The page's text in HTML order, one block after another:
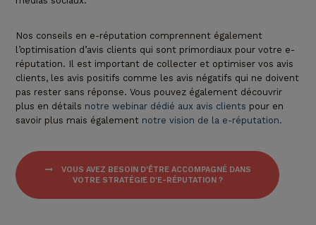
Nos conseils en e-réputation comprennent également
l’optimisation d’avis clients qui sont primordiaux pour votre e-
réputation. Il est important de collecter et optimiser vos avis
clients, les avis positifs comme les avis négatifs qui ne doivent
pas rester sans réponse. Vous pouvez également découvrir
plus en détails notre webinar dédié aux avis clients pour en
savoir plus mais également notre vision de la e-réputation.
VOUS AVEZ BESOIN D'ÊTRE ACCOMPAGNÉ DANS
VOTRE STRATÉGIE D'E-RÉPUTATION ?